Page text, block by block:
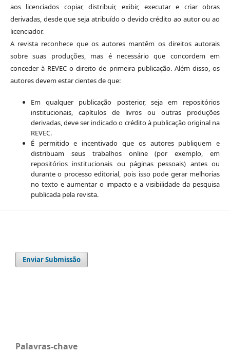
aos licenciados copiar, distribuir, exibir, executar e criar obras
derivadas, desde que seja atribuído o devido crédito ao autor ou ao
licenciador.
A revista reconhece que os autores mantêm os direitos autorais
sobre suas produções, mas é necessário que concordem em
conceder à REVEC o direito de primeira publicação. Além disso, os
autores devem estar cientes de que:
Em qualquer publicação posterior, seja em repositórios
institucionais, capítulos de livros ou outras produções
derivadas, deve ser indicado o crédito à publicação original na
REVEC.
É permitido e incentivado que os autores publiquem e
distribuam seus trabalhos online (por exemplo, em
repositórios institucionais ou páginas pessoais) antes ou
durante o processo editorial, pois isso pode gerar melhorias
no texto e aumentar o impacto e a visibilidade da pesquisa
publicada pela revista.
Enviar Submissão
Palavras-chave